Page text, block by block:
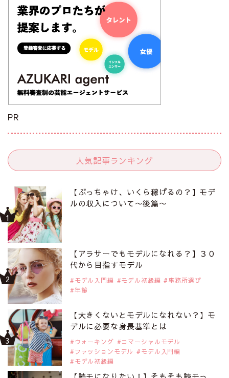
PR
人気記事ランキング
【ぶっちゃけ、いくら稼げるの？】モデ
ルの収入について〜後篇〜
【アラサーでもモデルになれる？】３０
代から目指すモデル
モデル入門編 モデル初級編
事務所選び
年齢
【大きくないとモデルになれない？】モ
デルに必要な身長基準とは
ウォーキング
コマーシャルモデル
ファッションモデル
モデル入門編
モデル初級編